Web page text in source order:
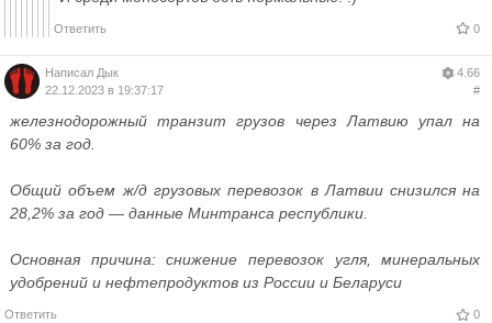
Ответить 0
Написал Дык
22.12.2023 в 19:37:17
4.66
#
железнодорожный транзит грузов через Латвию упал на
60% за год.
Общий объем ж/д грузовых перевозок в Латвии снизился на
28,2% за год — данные Минтранса республики.
Основная причина: снижение перевозок угля, минеральных
удобрений и нефтепродуктов из России и Беларуси
Ответить 0